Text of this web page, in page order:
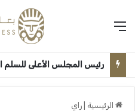
الرئيسية راي